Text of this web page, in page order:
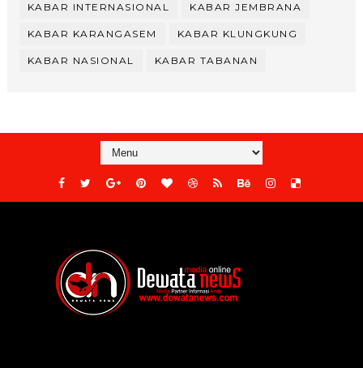
KABAR INTERNASIONAL KABAR JEMBRANA
KABAR KARANGASEM KABAR KLUNGKUNG
KABAR NASIONAL KABAR TABANAN